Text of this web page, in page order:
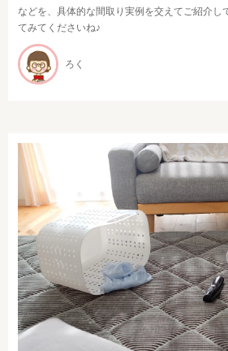
などを、具体的な間取り実例を交えてご紹介し
てみてくださいね♪
ろく